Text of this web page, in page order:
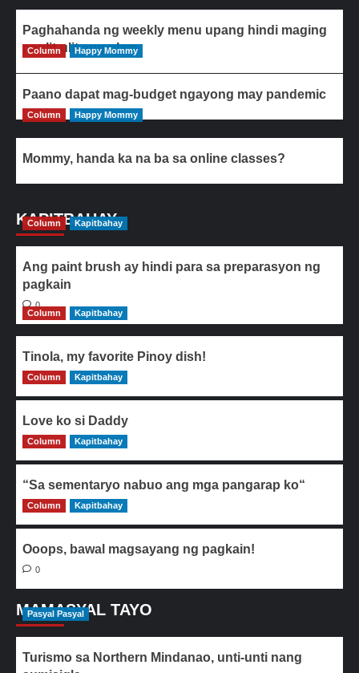
Paghahanda ng weekly menu upang hindi maging
paulit-ulit ang ulam
Column Happy Mommy
Paano dapat mag-budget ngayong may pandemic
Column Happy Mommy
Mommy, handa ka na ba sa online classes?
KAPITBAHAY
Column Kapitbahay
Ang paint brush ay hindi para sa preparasyon ng
pagkain
0
Column
Kapitbahay
Tinola, my favorite Pinoy dish!
0
Column Kapitbahay
Love ko si Daddy
0
Column Kapitbahay
“Sa sementaryo nabuo ang mga pangarap ko“
0
Column Kapitbahay
Ooops, bawal magsayang ng pagkain!
0
MAMASYAL TAYO
Pasyal Pasyal
Turismo sa Northern Mindanao, unti-unti nang